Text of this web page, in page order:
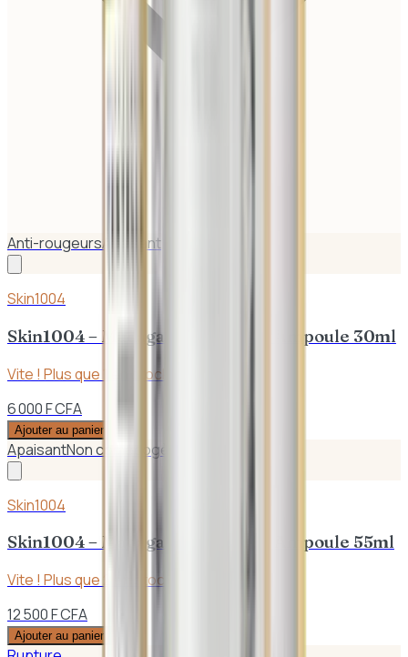
Anti-rougeursApaisant
Skin1004
Skin1004 – Madagascar Centella Ampoule 30ml
Vite ! Plus que
en stock
6 000 F CFA
Ajouter au panier
ApaisantNon comédogène
Skin1004
Skin1004 – Madagascar Centella Ampoule 55ml
Vite ! Plus que
en stock
12 500 F CFA
Ajouter au panier